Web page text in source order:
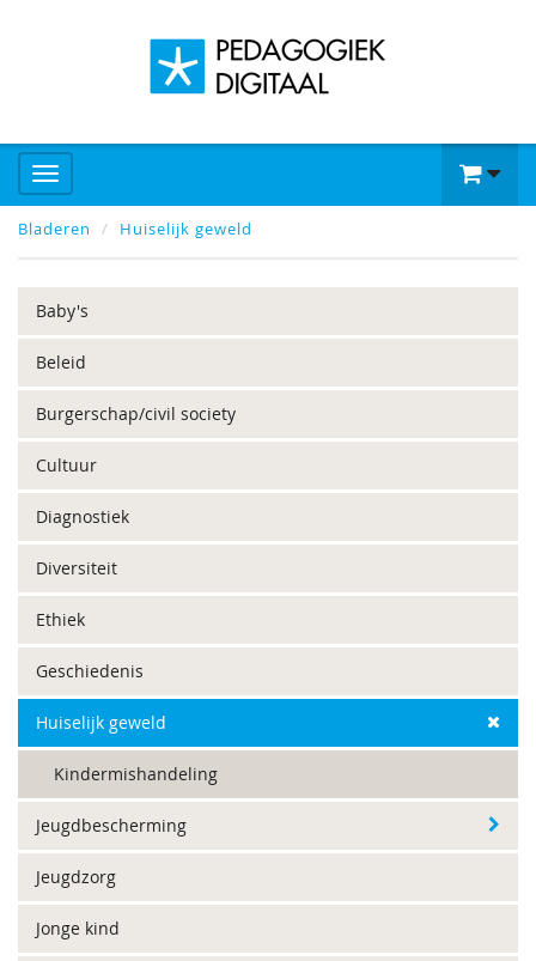
Bladeren Huiselijk geweld
Baby's
Beleid
Burgerschap/civil society
Cultuur
Diagnostiek
Diversiteit
Ethiek
Geschiedenis
Huiselijk geweld
Kindermishandeling
Jeugdbescherming
Jeugdzorg
Jonge kind